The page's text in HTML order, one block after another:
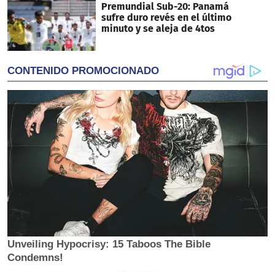
Premundial Sub-20: Panamá
sufre duro revés en el último
minuto y se aleja de 4tos